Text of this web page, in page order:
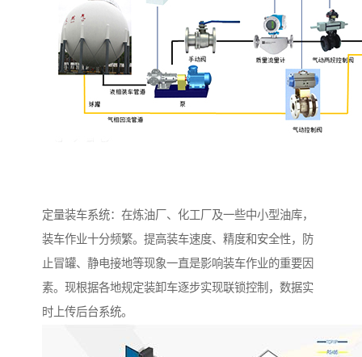
定量装车系统：在炼油厂、化工厂及一些中小型油库，
装车作业十分频繁。提高装车速度、精度和安全性，防
止冒罐、静电接地等现象一直是影响装车作业的重要因
素。现根据各地规定装卸车逐步实现联锁控制，数据实
时上传后台系统。